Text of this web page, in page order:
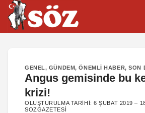
İçeriğe
atla
GENEL, GÜNDEM,ÖNEMLI HABER,SON
Angus gemisinde bu
krizi!
OLUŞTURULMA TARIHI:6 ŞUBAT 2019 –
SOZGAZETESI